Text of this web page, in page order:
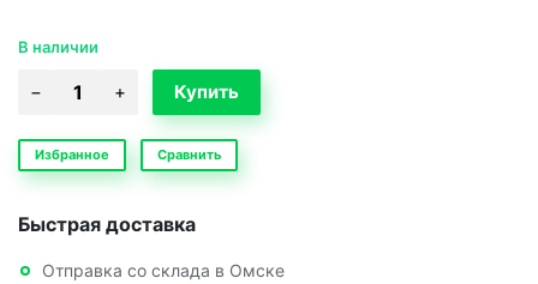
В наличии
Избранное Сравнить
Быстрая доставка
Отправка со склада в Омске